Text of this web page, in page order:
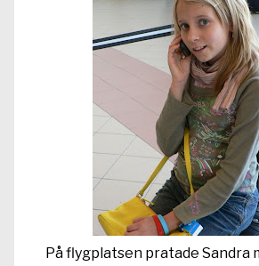
På flygplatsen pratade Sandra